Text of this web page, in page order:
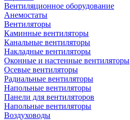
Вентиляционное оборудование
Анемостаты
Вентиляторы
Каминные вентиляторы
Канальные вентиляторы
Накладные вентиляторы
Оконные и настенные вентиляторы
Осевые вентиляторы
Радиальные вентиляторы
Напольные вентиляторы
Панели для вентиляторов
Напольные вентиляторы
Воздуховоды